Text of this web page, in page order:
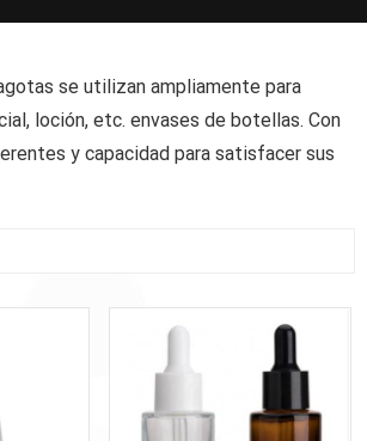
se utilizan ampliamente para
loción, etc. envases de botellas. Con
y capacidad para satisfacer sus